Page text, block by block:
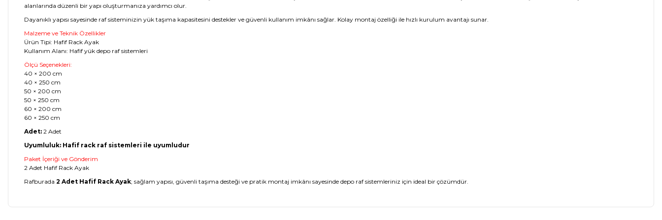
alanlarında düzenli bir yapı oluşturmanıza yardımcı olur.
Dayanıklı yapısı sayesinde raf sisteminizin yük taşıma kapasitesini destekler ve güvenli kullanım imkânı sağlar. Kolay montaj özelliği ile hızlı kurulum avantajı sunar.
Malzeme ve Teknik Özellikler
Ürün Tipi: Hafif Rack Ayak
Kullanım Alanı: Hafif yük depo raf sistemleri
Ölçü Seçenekleri:
40 × 200 cm
40 × 250 cm
50 × 200 cm
50 × 250 cm
60 × 200 cm
60 × 250 cm
Adet: 2 Adet
Uyumluluk: Hafif rack raf sistemleri ile uyumludur
Paket İçeriği ve Gönderim
2 Adet Hafif Rack Ayak
Rafburada 2 Adet Hafif Rack Ayak; sağlam yapısı, güvenli taşıma desteği ve pratik montaj imkânı sayesinde depo raf sistemleriniz için ideal bir çözümdür.